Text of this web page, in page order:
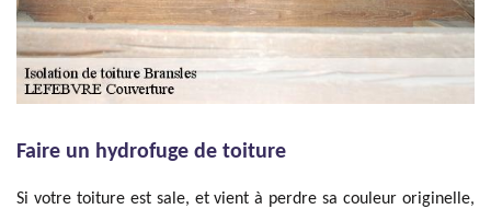
Faire un hydrofuge de toiture
Si votre toiture est sale, et vient à perdre sa couleur originelle,